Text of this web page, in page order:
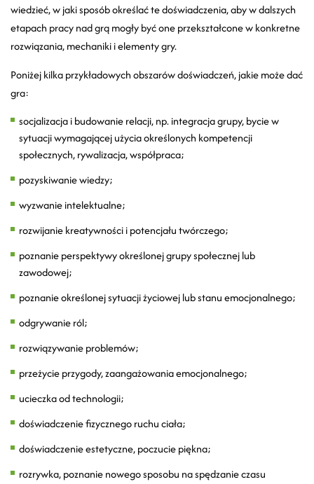
wiedzieć, w jaki sposób określać te doświadczenia, aby w dalszych
etapach pracy nad grą mogły być one przekształcone w konkretne
rozwiązania, mechaniki i elementy gry.
Poniżej kilka przykładowych obszarów doświadczeń, jakie może dać
gra:
socjalizacja i budowanie relacji, np. integracja grupy, bycie w
sytuacji wymagającej użycia określonych kompetencji
społecznych, rywalizacja, współpraca;
pozyskiwanie wiedzy;
wyzwanie intelektualne;
rozwijanie kreatywności i potencjału twórczego;
poznanie perspektywy określonej grupy społecznej lub
zawodowej;
poznanie określonej sytuacji życiowej lub stanu emocjonalnego;
odgrywanie ról;
rozwiązywanie problemów;
przeżycie przygody, zaangażowania emocjonalnego;
ucieczka od technologii;
doświadczenie fizycznego ruchu ciała;
doświadczenie estetyczne, poczucie piękna;
rozrywka, poznanie nowego sposobu na spędzanie czasu